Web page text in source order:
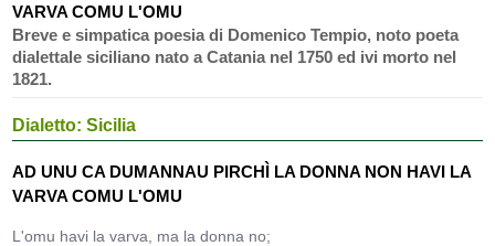
VARVA COMU L'OMU
Breve e simpatica poesia di Domenico Tempio, noto poeta
dialettale siciliano nato a Catania nel 1750 ed ivi morto nel
1821.
Dialetto: Sicilia
AD UNU CA DUMANNAU PIRCHÌ LA DONNA NON HAVI LA
VARVA COMU L'OMU
L'omu havi la varva, ma la donna no;